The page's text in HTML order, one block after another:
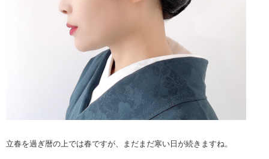
立春を過ぎ暦の上では春ですが、まだまだ寒い日が続きますね。